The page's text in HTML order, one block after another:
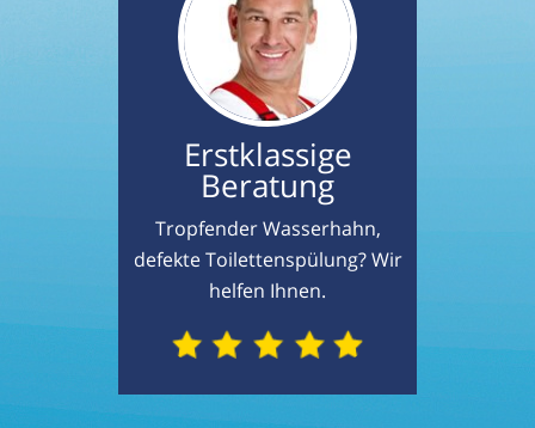
Erstklassige
Beratung
Tropfender Wasserhahn,
defekte Toilettenspülung? Wir
helfen Ihnen.